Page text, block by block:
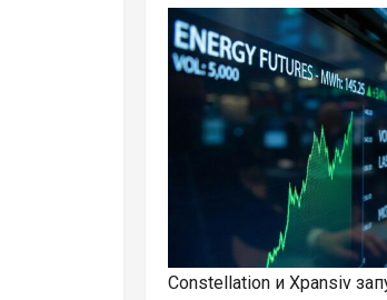
Constellation и Xpansiv